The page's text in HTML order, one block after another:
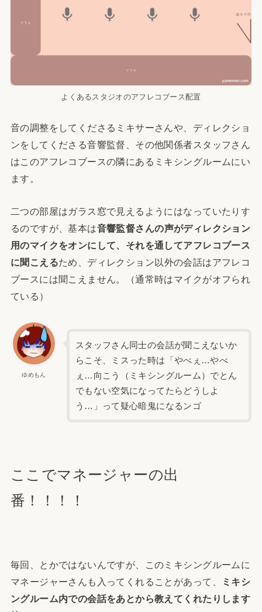
よくあるスタジオのアフレコブース配置
音の調整をしてくださるミキサーさんや、ディレクショ
ンをしてくださる音響監督、その他関係者スタッフさん
はこのアフレコブースの隣にあるミキシングルームにい
ます。
二つの部屋はガラス窓で見えるようにはなっていたりす
るのですが、基本は音響監督さんの声がディレクション
用のマイクをオンにして、それを通してアフレコブース
に聞こえるため、ディレクション以外の会話はアフレコ
ブースには聞こえません。（通常時はマイクがオフられ
ている）
ゆめもん
スタッフさん同士の会話が聞こえないか
らこそ、ミスった時は「やべぇ…やべ
ぇ…向こう（ミキシングルーム）でとん
でもない空気になってたらどうしよ
う…」って疑心暗鬼になるンゴ
ここでマネージャーの出
番！！！！
毎回、とかではないんですが、このミキシングルームに
マネージャーさんも入ってくれることがあって、
ミキシ
ングルーム内での会話をあとから教えてくれたりします